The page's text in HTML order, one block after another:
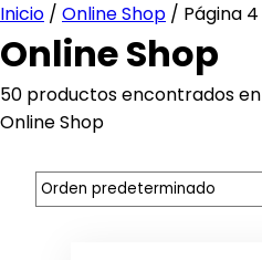
Inicio / Online Shop / Página 4
Online Shop
50 productos encontrados en
Online Shop